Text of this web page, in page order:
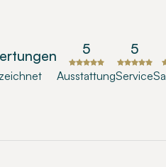
Ausstattung
5
Service
5